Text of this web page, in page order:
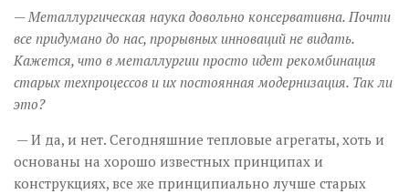
— Металлургическая наука довольно консервативна. Почти
все придумано до нас, прорывных инноваций не видать.
Кажется, что в металлургии просто идет рекомбинация
старых техпроцессов и их постоянная модернизация. Так ли
это?
— И да, и нет. Сегодняшние тепловые агрегаты, хоть и
основаны на хорошо известных принципах и
конструкциях, все же принципиально лучше старых